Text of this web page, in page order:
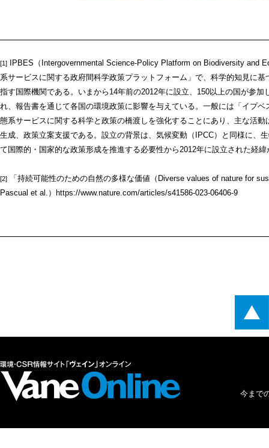
[1]
IPBES（Intergovernmental Science-Policy Platform on Biodiversity and
系サービスに関する政府間科学政策プラットフォーム」で、科学的知見に
指す国際機関である。いまから14年前の2012年に設立、150以上の国が参
れ、報告書を通じて各国の環境政策に影響を与えている。一般には「イプ
態系サービスに関する科学と政策の橋渡しを強化することにあり、主な活
生成、政策立案支援である。設立の背景は、気候変動（IPCC）と同様に、
て国際的・国家的な政策形成を推進する必要性から2012年に設立された経緯
[2]
「持続可能性のための自然の多様な価値（Diverse values of nature for
Pascual et al.）
https://www.nature.com/articles/s41586-023-06406-9
今まで